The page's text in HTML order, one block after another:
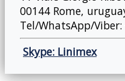
00144 Rome,
Tel/WhatsApp/
Skype: Linimex